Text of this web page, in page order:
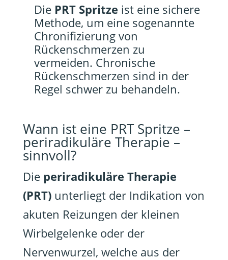
Die PRT Spritze ist eine sichere
Methode, um eine sogenannte
Chronifizierung von
Rückenschmerzen zu
vermeiden. Chronische
Rückenschmerzen sind in der
Regel schwer zu behandeln.
Wann ist eine PRT Spritze –
periradikuläre Therapie –
sinnvoll?
Die periradikuläre Therapie
(PRT)unterliegt der Indikation von
akuten Reizungen der kleinen
Wirbelgelenke oder der
Nervenwurzel, welche aus der